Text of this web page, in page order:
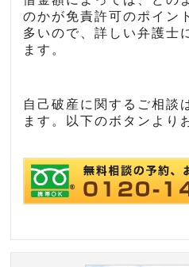
のかが免責許可のポイン
多いので、詳しい弁護士
ます。
自己破産に関するご相談
ます。以下のボタンより